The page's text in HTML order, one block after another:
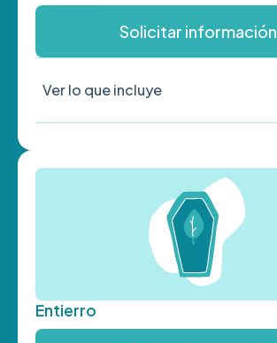
Solicitar información
Ver lo que incluye
Entierro